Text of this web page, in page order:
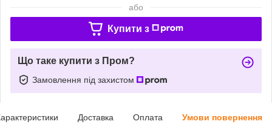
або
Купити з
Що таке купити з Пром?
Замовлення під захистом
Доставка Оплата Умови повернення